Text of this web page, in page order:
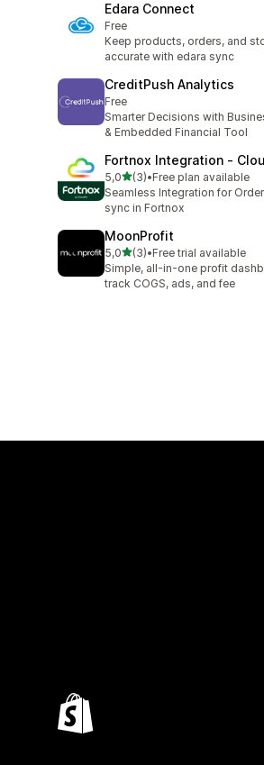
Edara Connect
Free
Keep products, orders, and
accurate with edara sync
CreditPush Analytics
Free
Smarter Decisions with
& Embedded Financial Tool
Fortnox Integration ‑
5,0av 5 stjerner
(3)
Totalt 3 omtaler
•Free plan available
Seamless Integration for
sync in Fortnox
MoonProfit
5,0av 5 stjerner
(3)
Totalt 3 omtaler
•Free trial available
Simple, all-in-one profit
track COGS, ads, and fee